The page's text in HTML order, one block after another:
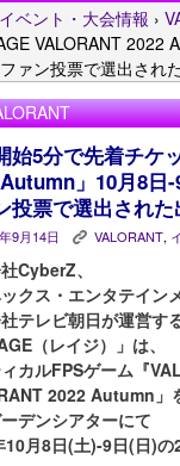
イベント・大会情報 ›
VALORANT 2022
ァン投票で選出され
始5分で先着チケ
」10月8日
投票で選出され
9月14日 K VALORANT,
CyberZ、
クス・エンタテイン
テレビ朝⽇が運営す
（レイジ）」は、
カルFPSゲーム『
2022 Autumn」
デンシアターにて
10月8日(土)-9日(日)の